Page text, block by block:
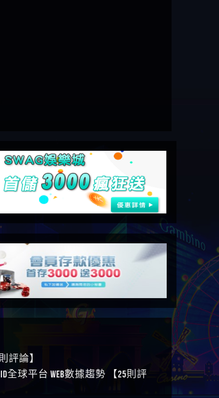
評論】
全球平台 WEB數據趨勢 【25則評